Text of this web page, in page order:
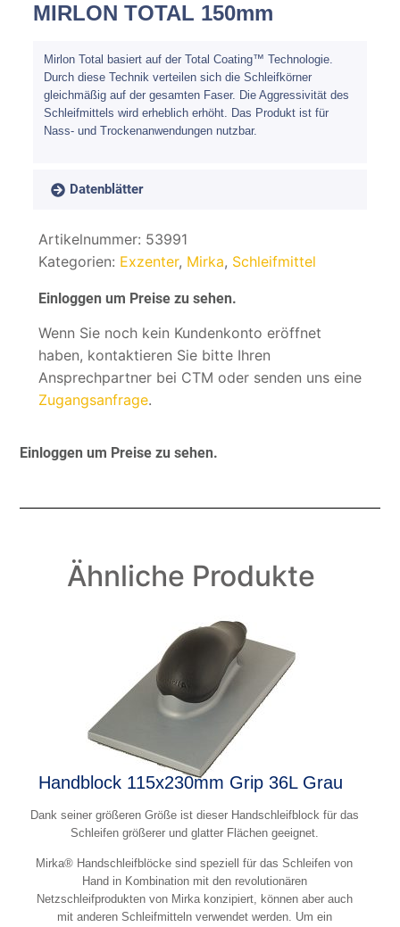
MIRLON TOTAL 150mm
Mirlon Total basiert auf der Total Coating™ Technologie.
Durch diese Technik verteilen sich die Schleifkörner
gleichmäßig auf der gesamten Faser. Die Aggressivität des
Schleifmittels wird erheblich erhöht. Das Produkt ist für
Nass- und Trockenanwendungen nutzbar.
Datenblätter
Artikelnummer: 53991
Kategorien: Exzenter, Mirka, Schleifmittel
Einloggen um Preise zu sehen.
Wenn Sie noch kein Kundenkonto eröffnet
haben, kontaktieren Sie bitte Ihren
Ansprechpartner bei CTM oder senden uns eine
Zugangsanfrage.
Einloggen um Preise zu sehen.
Ähnliche Produkte
Handblock 115x230mm Grip 36L Grau
Dank seiner größeren Größe ist dieser Handschleifblock für das
Schleifen größerer und glatter Flächen geeignet.
Mirka® Handschleifblöcke sind speziell für das Schleifen von
Hand in Kombination mit den revolutionären
Netzschleifprodukten von Mirka konzipiert, können aber auch
mit anderen Schleifmitteln verwendet werden. Um ein